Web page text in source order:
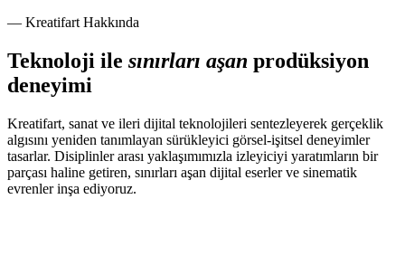
— Kreatifart Hakkında
Teknoloji ile sınırları aşan prodüksiyon
deneyimi
Kreatifart, sanat ve ileri dijital teknolojileri sentezleyerek gerçeklik
algısını yeniden tanımlayan sürükleyici görsel-işitsel deneyimler
tasarlar. Disiplinler arası yaklaşımımızla izleyiciyi yaratımların bir
parçası haline getiren, sınırları aşan dijital eserler ve sinematik
evrenler inşa ediyoruz.